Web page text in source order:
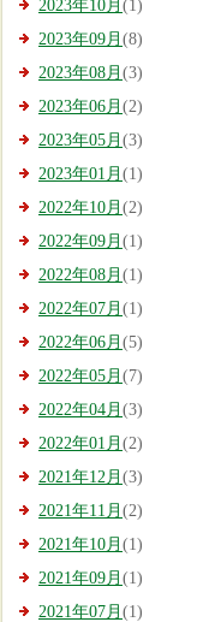
2023年10月 (1)
2023年09月 (8)
2023年08月 (3)
2023年06月 (2)
2023年05月 (3)
2023年01月 (1)
2022年10月 (2)
2022年09月 (1)
2022年08月 (1)
2022年07月 (1)
2022年06月 (5)
2022年05月 (7)
2022年04月 (3)
2022年01月 (2)
2021年12月 (3)
2021年11月 (2)
2021年10月 (1)
2021年09月 (1)
2021年07月 (1)